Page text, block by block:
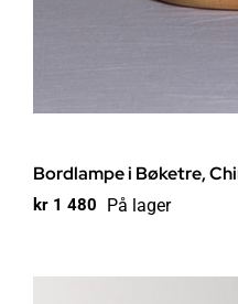
Bordlampe i Bøketre,
kr 1 480 På lager